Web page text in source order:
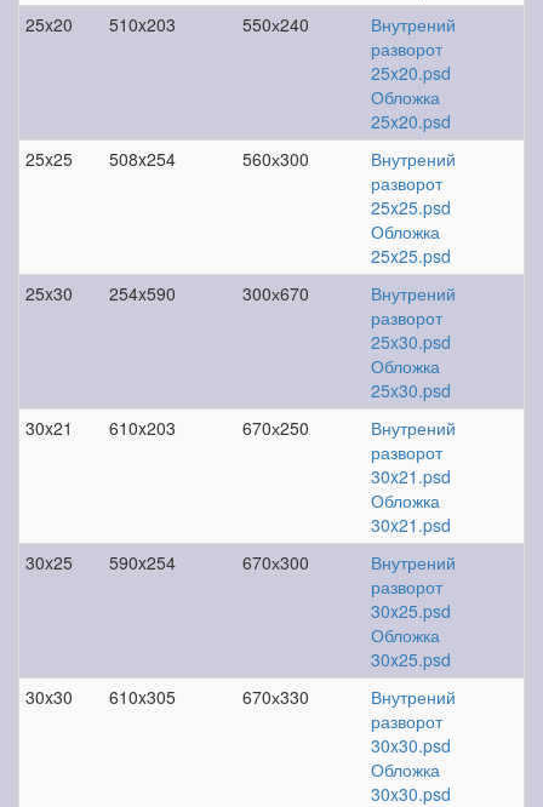
25x20
510x203 550х240
Внутрений
разворот
25x20.psd
Обложка
25x20.psd
25x25
508x254 560х300
Внутрений
разворот
25x25.psd
Обложка
25x25.psd
25x30
254x590 300х670
Внутрений
разворот
25x30.psd
Обложка
25x30.psd
30x21
610x203 670х250
Внутрений
разворот
30x21.psd
Обложка
30x21.psd
30x25
590x254 670х300
Внутрений
разворот
30x25.psd
Обложка
30x25.psd
30x30
610x305 670х330
Внутрений
разворот
30x30.psd
Обложка
30x30.psd